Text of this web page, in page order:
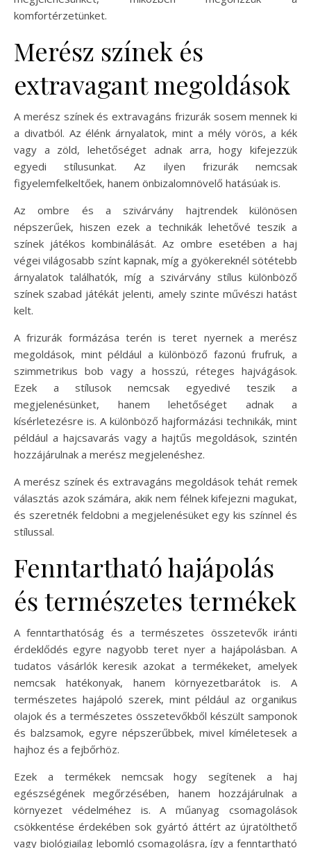
komfortérzetünket.
Merész színek és
extravagant megoldások
A merész színek és extravagáns frizurák sosem mennek ki
a divatból. Az élénk árnyalatok, mint a mély vörös, a kék
vagy a zöld, lehetőséget adnak arra, hogy kifejezzük
egyedi stílusunkat. Az ilyen frizurák nemcsak
figyelemfelkeltőek, hanem önbizalomnövelő hatásúak is.
Az ombre és a szivárvány hajtrendek különösen
népszerűek, hiszen ezek a technikák lehetővé teszik a
színek játékos kombinálását. Az ombre esetében a haj
végei világosabb színt kapnak, míg a gyökereknél sötétebb
árnyalatok találhatók, míg a szivárvány stílus különböző
színek szabad játékát jelenti, amely szinte művészi hatást
kelt.
A frizurák formázása terén is teret nyernek a merész
megoldások, mint például a különböző fazonú frufruk, a
szimmetrikus bob vagy a hosszú, réteges hajvágások.
Ezek a stílusok nemcsak egyedivé teszik a
megjelenésünket, hanem lehetőséget adnak a
kísérletezésre is. A különböző hajformázási technikák, mint
például a hajcsavarás vagy a hajtűs megoldások, szintén
hozzájárulnak a merész megjelenéshez.
A merész színek és extravagáns megoldások tehát remek
választás azok számára, akik nem félnek kifejezni magukat,
és szeretnék feldobni a megjelenésüket egy kis színnel és
stílussal.
Fenntartható hajápolás
és természetes termékek
A fenntarthatóság és a természetes összetevők iránti
érdeklődés egyre nagyobb teret nyer a hajápolásban. A
tudatos vásárlók keresik azokat a termékeket, amelyek
nemcsak hatékonyak, hanem környezetbarátok is. A
természetes hajápoló szerek, mint például az organikus
olajok és a természetes összetevőkből készült samponok
és balzsamok, egyre népszerűbbek, mivel kíméletesek a
hajhoz és a fejbőrhöz.
Ezek a termékek nemcsak hogy segítenek a haj
egészségének megőrzésében, hanem hozzájárulnak a
környezet védelméhez is. A műanyag csomagolások
csökkentése érdekében sok gyártó áttért az újratölthető
vagy biológiailag lebomló csomagolásra, így a fenntartható